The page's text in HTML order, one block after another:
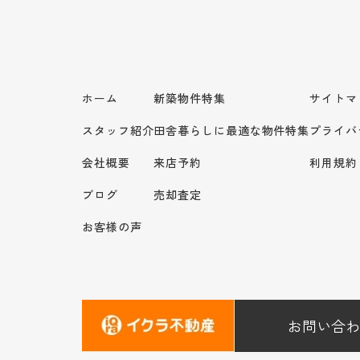
ホーム
スタッフ紹介
会社概要
ブログ
お客様の声
新築物件特集
田舎暮らしに最適な物件特集
来店予約
売却査定
サイト
プライ
利用規約
お問い合